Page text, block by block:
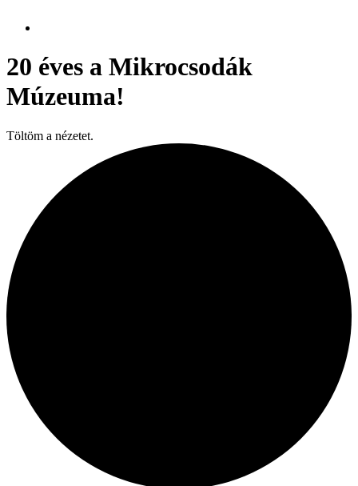
20 éves a Mikrocsodák
Múzeuma!
Töltöm a nézetet.